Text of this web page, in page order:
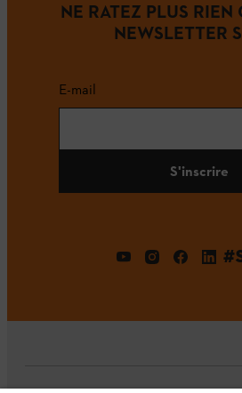
NE RATEZ PLUS RIEN
NEWSLETTER
E-mail
S'inscrire